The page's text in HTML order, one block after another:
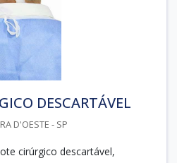
DESCARTÁVEL
D'OESTE - SP
cirúrgico descartável,